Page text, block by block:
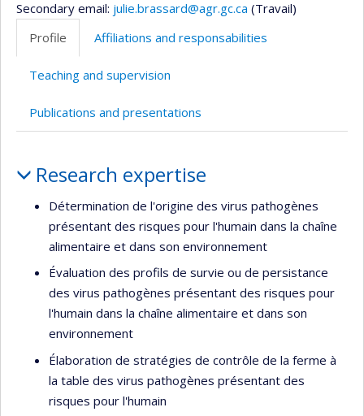
Secondary email: julie.brassard@agr.gc.ca (Travail)
Profile
Affiliations and responsabilities
Teaching and supervision
Publications and presentations
Research expertise
Détermination de l'origine des virus pathogènes
présentant des risques pour l'humain dans la chaîne
alimentaire et dans son environnement
Évaluation des profils de survie ou de persistance
des virus pathogènes présentant des risques pour
l'humain dans la chaîne alimentaire et dans son
environnement
Élaboration de stratégies de contrôle de la ferme à
la table des virus pathogènes présentant des
risques pour l'humain